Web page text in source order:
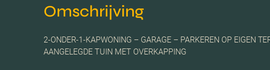
Omschrijving
2-ONDER-1-KAPWONING – GARAGE – PARKEREN OP EIGEN
AANGELEGDE TUIN MET OVERKAPPING